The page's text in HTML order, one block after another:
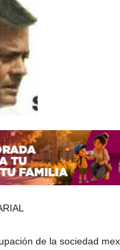
de la sociedad